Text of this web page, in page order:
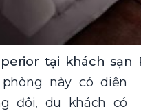
tại khách sạn
phòng này có diện
đôi, du khách có